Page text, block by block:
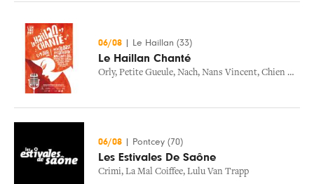
06/08 Le Haillan (33)
Le Haillan Chanté
Orly, Petite Gueule, Nach, Nans Vincent, Chien Noir
06/08 Pontcey (70)
Les Estivales De Saône
Crimi, La Mal Coiffee, Lulu Van Trapp